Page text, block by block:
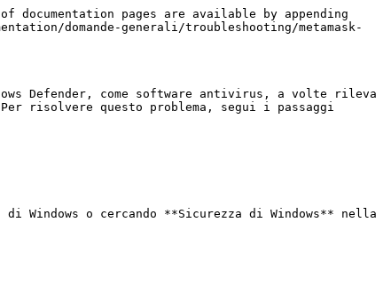
pages are available by appending
domande-generali/troubleshooting/metamask-
Defender, come software antivirus, a volte rileva
risolvere questo problema, segui i passaggi
o cercando **Sicurezza di Windows** nella